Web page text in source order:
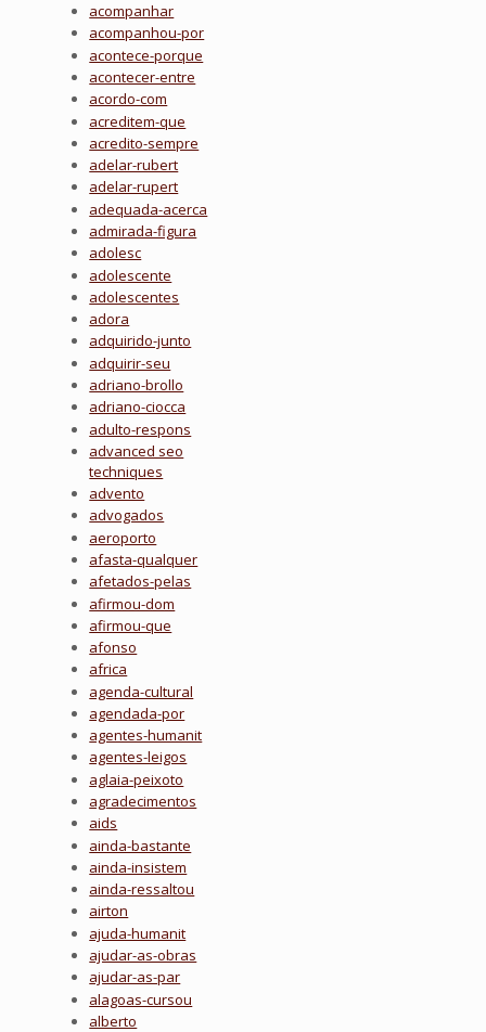
acompanhar
acompanhou-por
acontece-porque
acontecer-entre
acordo-com
acreditem-que
acredito-sempre
adelar-rubert
adelar-rupert
adequada-acerca
admirada-figura
adolesc
adolescente
adolescentes
adora
adquirido-junto
adquirir-seu
adriano-brollo
adriano-ciocca
adulto-respons
advanced seo
techniques
advento
advogados
aeroporto
afasta-qualquer
afetados-pelas
afirmou-dom
afirmou-que
afonso
africa
agenda-cultural
agendada-por
agentes-humanit
agentes-leigos
aglaia-peixoto
agradecimentos
aids
ainda-bastante
ainda-insistem
ainda-ressaltou
airton
ajuda-humanit
ajudar-as-obras
ajudar-as-par
alagoas-cursou
alberto